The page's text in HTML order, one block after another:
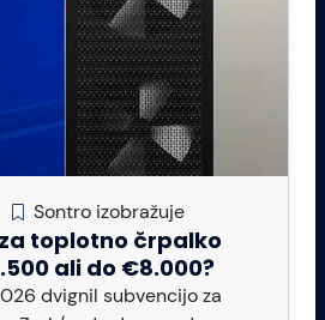
Sontro izobražuje
toplotno črpalko
ali do €8.000?
dvignil subvencijo za